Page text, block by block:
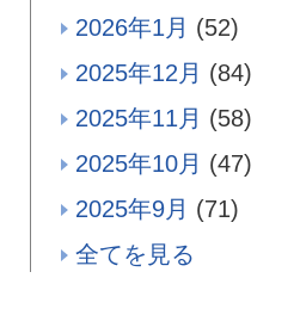
2026年1月 (52)
2025年12月 (84)
2025年11月 (58)
2025年10月 (47)
2025年9月 (71)
全てを見る